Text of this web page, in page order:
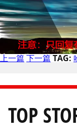
上一篇下一篇TAG:
TOP